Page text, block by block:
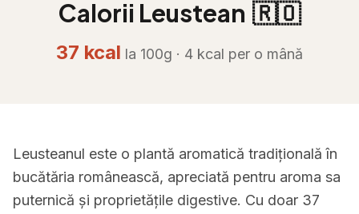
Calorii Leustean 🇷🇴
37 kcal la 100g · 4 kcal per o mână
Leusteanul este o plantă aromatică tradițională în
bucătăria românească, apreciată pentru aroma sa
puternică și proprietățile digestive. Cu doar 37